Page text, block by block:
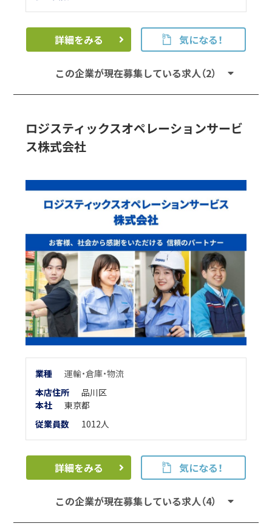
詳細をみる 気になる！
この企業が現在募集している求人（2）
ロジスティックスオペレーションサービ
ス株式会社
業種
運輸・倉庫・物流
本店住所
品川区
本社
東京都
従業員数
1012人
詳細をみる 気になる！
この企業が現在募集している求人（4）